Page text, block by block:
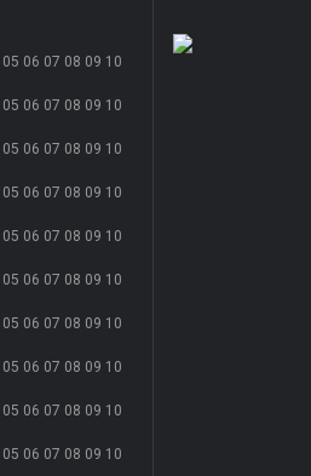
05 06 07 08 09 10
05 06 07 08 09 10
05 06 07 08 09 10
05 06 07 08 09 10
05 06 07 08 09 10
05 06 07 08 09 10
05 06 07 08 09 10
05 06 07 08 09 10
05 06 07 08 09 10
05 06 07 08 09 10